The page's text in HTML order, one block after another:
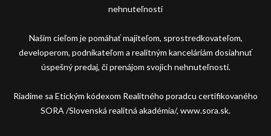
nehnuteľností
Našim cieľom je pomáhať majiteľom, sprostredkovateľom,
developerom, podnikateľom a realitným kanceláriám dosiahnuť
úspešný predaj, či prenájom svojich nehnuteľností.
Riadime sa Etickým kódexom Realitného poradcu certifikovaného
SORA /Slovenská realitná akadémia/, www.sora.sk.